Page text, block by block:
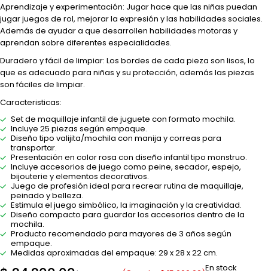
Aprendizaje y experimentación: Jugar hace que las niñas puedan
jugar juegos de rol, mejorar la expresión y las habilidades sociales.
Además de ayudar a que desarrollen habilidades motoras y
aprendan sobre diferentes especialidades.
Duradero y fácil de limpiar: Los bordes de cada pieza son lisos, lo
que es adecuado para niñas y su protección, además las piezas
son fáciles de limpiar.
Caracteristicas:
Set de maquillaje infantil de juguete con formato mochila.
Incluye 25 piezas según empaque.
Diseño tipo valijita/mochila con manija y correas para
transportar.
Presentación en color rosa con diseño infantil tipo monstruo.
Incluye accesorios de juego como peine, secador, espejo,
bijouterie y elementos decorativos.
Juego de profesión ideal para recrear rutina de maquillaje,
peinado y belleza.
Estimula el juego simbólico, la imaginación y la creatividad.
Diseño compacto para guardar los accesorios dentro de la
mochila.
Producto recomendado para mayores de 3 años según
empaque.
Medidas aproximadas del empaque: 29 x 28 x 22 cm.
En stock